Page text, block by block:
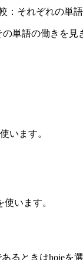
：それぞれの単
単語の働きを見
います。
います。
るときはhojeを